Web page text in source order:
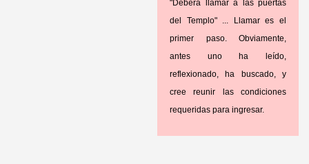
"Deberá llamar a las puertas
del Templo" ... Llamar es el
primer paso. Obviamente,
antes uno ha leído,
reflexionado, ha buscado, y
cree reunir las condiciones
requeridas para ingresar.